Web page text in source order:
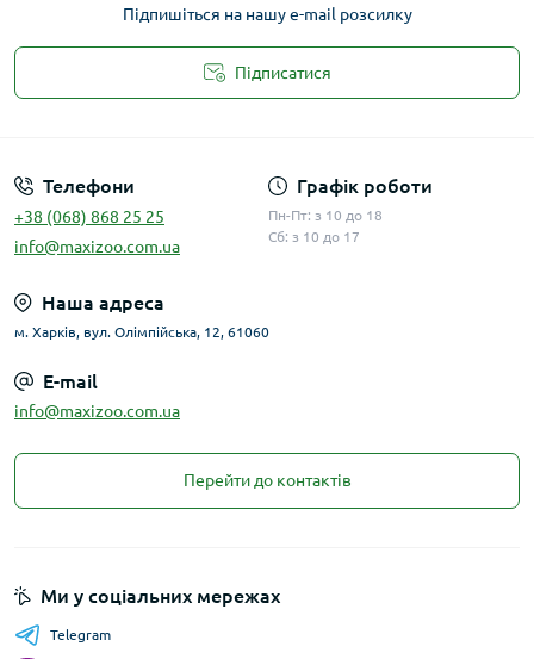
Підпишіться на нашу e-mail розсилку
Підписатися
Телефони
+38 (068) 868 25 25
info@maxizoo.com.ua
Графік роботи
Пн-Пт: з 10 до 18
Сб: з 10 до 17
Наша адреса
м. Харків, вул. Олімпійська, 12, 61060
E-mail
info@maxizoo.com.ua
Перейти до контактів
Ми у соціальних мережах
Telegram